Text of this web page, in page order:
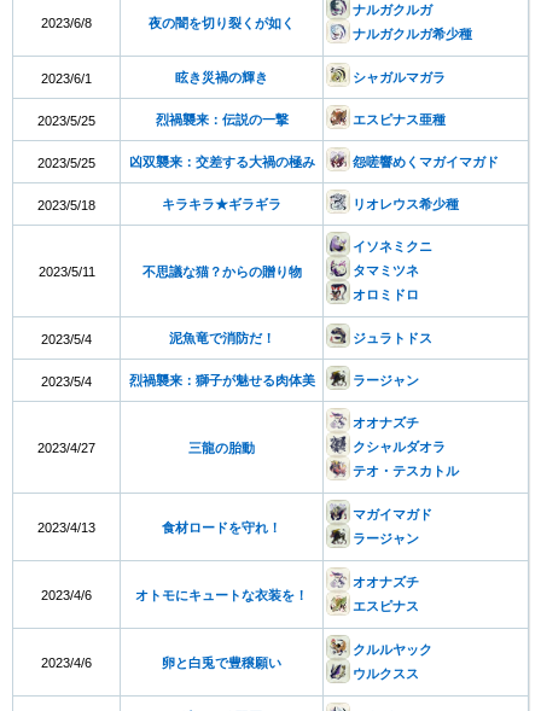
2023/6/8 夜の闇を切り裂くが如く
ナルガクルガ
ナルガクルガ希少種
2023/6/1 眩き災禍の輝き シャガルマガラ
2023/5/25 烈禍襲来：伝説の一撃 エスピナス亜種
2023/5/25 凶双襲来：交差する大禍の極み 怨嗟響めくマガイマガド
2023/5/18 キラキラ★ギラギラ リオレウス希少種
2023/5/11 不思議な猫？からの贈り物
イソネミクニ
タマミツネ
オロミドロ
2023/5/4 泥魚竜で消防だ！ ジュラトドス
2023/5/4 烈禍襲来：獅子が魅せる肉体美 ラージャン
2023/4/27 三龍の胎動
オオナズチ
クシャルダオラ
テオ・テスカトル
2023/4/13 食材ロードを守れ！
マガイマガド
ラージャン
2023/4/6 オトモにキュートな衣装を！
オオナズチ
エスピナス
2023/4/6 卵と白兎で豊穣願い
クルルヤック
ウルクスス